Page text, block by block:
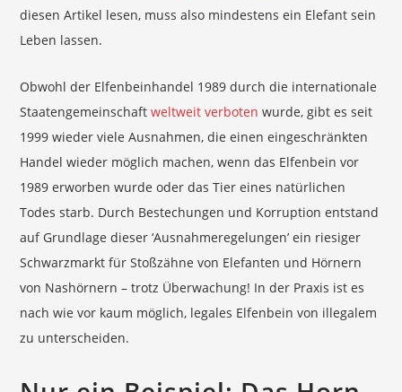
diesen Artikel lesen, muss also mindestens ein Elefant sein
Leben lassen.
Obwohl der Elfenbeinhandel 1989 durch die internationale
Staatengemeinschaftweltweit verboten wurde, gibt es seit
1999 wieder viele Ausnahmen, die einen eingeschränkten
Handel wieder möglich machen, wenn das Elfenbein vor
1989 erworben wurde oder das Tier eines natürlichen
Todes starb. Durch Bestechungen und Korruption entstand
auf Grundlage dieser ‘Ausnahmeregelungen’ ein riesiger
Schwarzmarkt für Stoßzähne von Elefanten und Hörnern
von Nashörnern – trotz Überwachung! In der Praxis ist es
nach wie vor kaum möglich, legales Elfenbein von illegalem
zu unterscheiden.